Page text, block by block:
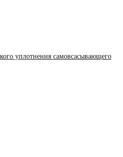
уплотнения самовсасывающего